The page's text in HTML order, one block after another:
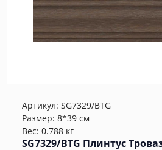
Артикул: SG7329/BTG
Размер: 8*39 см
Вес: 0.788 кг
SG7329/BTG Плинтус